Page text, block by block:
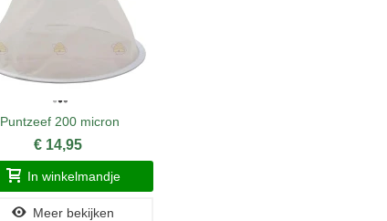
Puntzeef 200 micron
€ 14,95
In winkelmandje
Meer bekijken